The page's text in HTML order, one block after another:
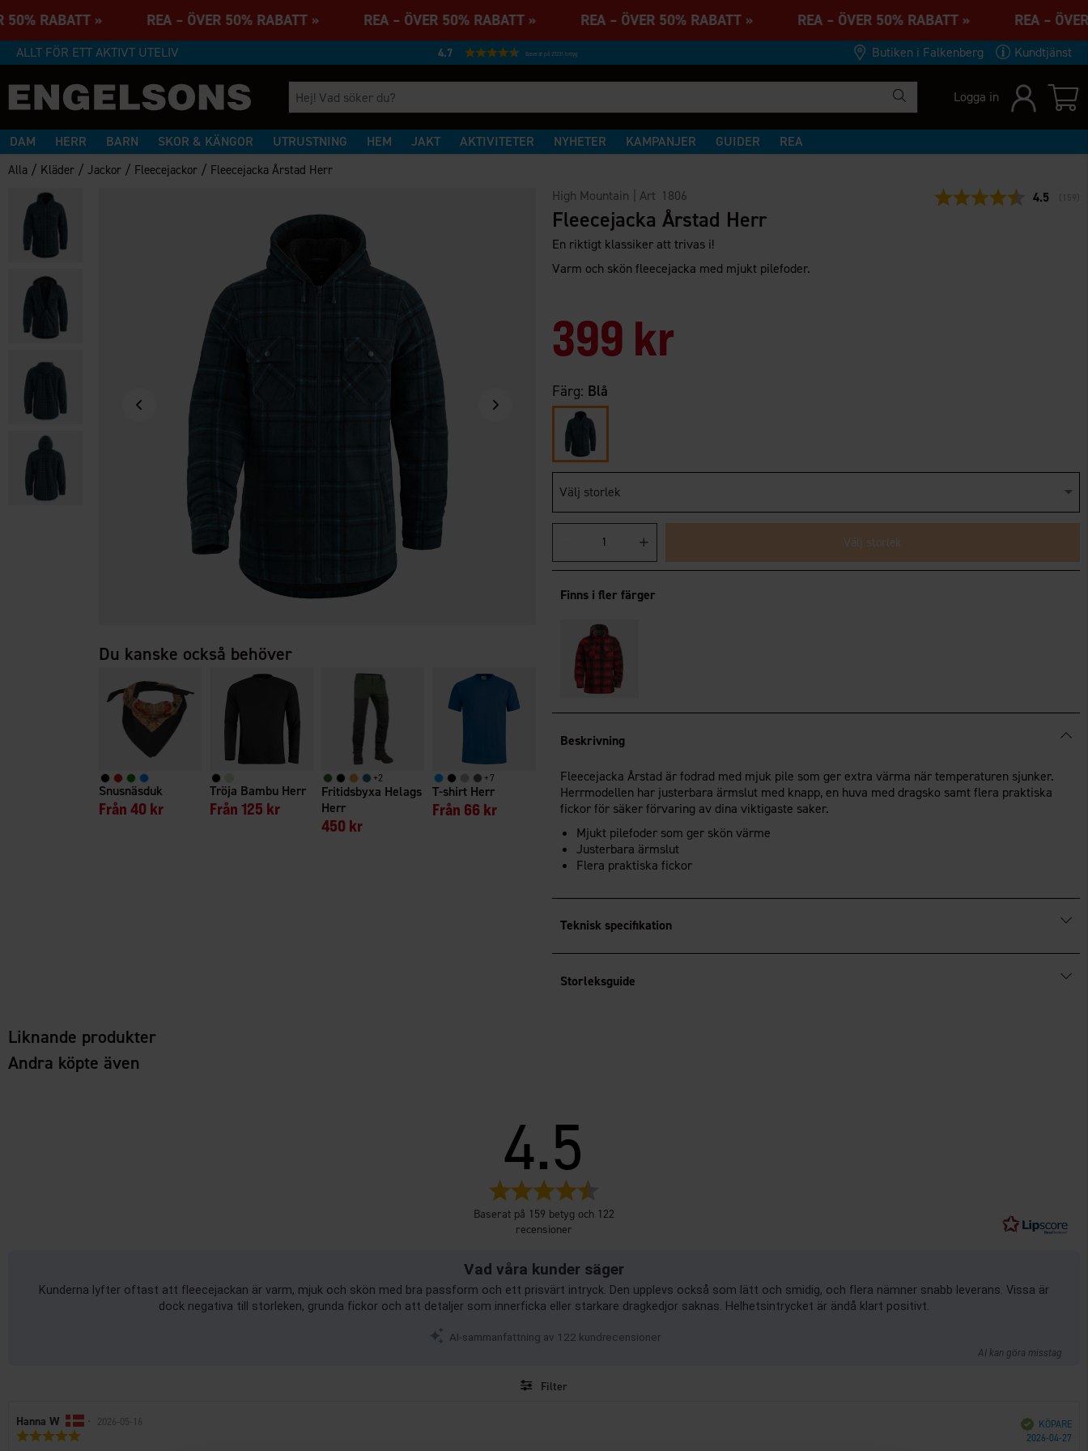
50% RABATT » REA – ÖVER 50% RABATT » REA – ÖVER 50% RABATT » REA – ÖVER 50% RABATT » REA – ÖVER 50% RABATT » REA –
ALLT FÖR ETT AKTIVT UTELIV 4.7 Baserat på 27231 betyg Butiken i Falkenberg Kundtjänst
Logga in
DAM HERR BARN SKOR & KÄNGOR UTRUSTNING HEM JAKT AKTIVITETER NYHETER KAMPANJER GUIDER REA
Alla / Kläder /Jackor / Fleecejackor / Fleecejacka Årstad Herr
Du kanske också behöver
Snusnäsduk
Från 40 kr
Tröja Bambu Herr
Från125 kr
+2
Fritidsbyxa Helags
Herr
450 kr
+7
T-shirt Herr
Från 66 kr
High Mountain | Art 1806 4.5 ( 159
Fleecejacka Årstad Herr
En riktigt klassiker att trivas i!
Varm och skön fleecejacka med mjukt pilefoder.
399 kr
Färg: Blå
Välj storlek
Välj storlek
Finns i fler färger
Beskrivning
Fleecejacka Årstad är fodrad med mjuk pile som ger extra värma när temperaturen sjunker.
Herrmodellen har justerbara ärmslut med knapp, en huva med dragsko samt flera praktiska
fickor för säker förvaring av dina viktigaste saker.
Mjukt pilefoder som ger skön värme
Justerbara ärmslut
Flera praktiska fickor
Teknisk specifikation
Storleksguide
Liknande produkter
Andra köpte även
4.5
utav
Baserat på 159 betyg och 122
recensioner
Vad våra kunder säger
Kunderna lyfter oftast att fleecejackan är varm, mjuk och skön med bra passform och ett prisvärt intryck. Den upplevs också som lätt och smidig, och flera nämner snabb leverans. Vissa är
dock negativa till storleken, grunda fickor och att detaljer som innerficka eller starkare dragkedjor saknas. Helhetsintrycket är ändå klart positivt.
AI-sammanfattning av 122 kundrecensioner
AI kan göra misstag
Filter
Recensionsförfattare:
Hanna W • Recensionsdatum:
2026-05-16 Bekräftad
KÖPARE
2026-04-27